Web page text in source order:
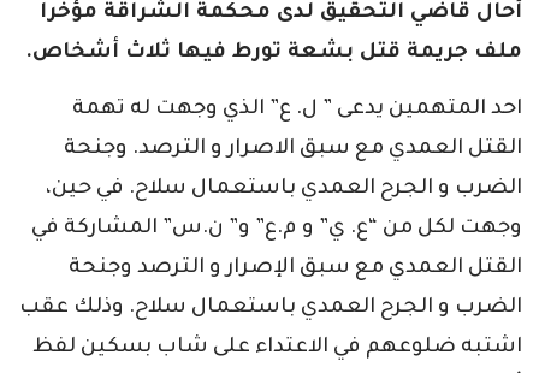
أحال قاضي التحقيق لدى محكمة الشراقة مؤخرا
ملف جريمة قتل بشعة تورط فيها ثلاث أشخاص.
احد المتهمين يدعى ” ل. ع” الذي وجهت له تهمة
القتل العمدي مع سبق الاصرار و الترصد. وجنحة
الضرب و الجرح العمدي باستعمال سلاح. في حين،
وجهت لكل من “ع. ي” و م.ع” و” ن.س” المشاركة في
القتل العمدي مع سبق الإصرار و الترصد وجنحة
الضرب و الجرح العمدي باستعمال سلاح. وذلك عقب
اشتبه ضلوعهم في الاعتداء على شاب بسكين لفظ